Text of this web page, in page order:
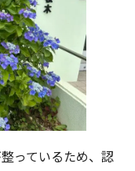
っているため、認